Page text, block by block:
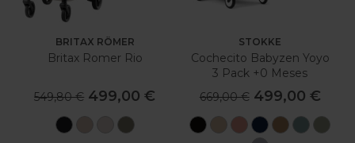
BRITAX RÖMER
Britax Romer Rio
549,80 € 499,00 €
Style StyleLuxLux
STOKKE
Cochecito Babyzen Yoyo
3 Pack +0 Meses
669,00 € 499,00 €
BlackTaupeGinger
Air
Toffee
Aqua